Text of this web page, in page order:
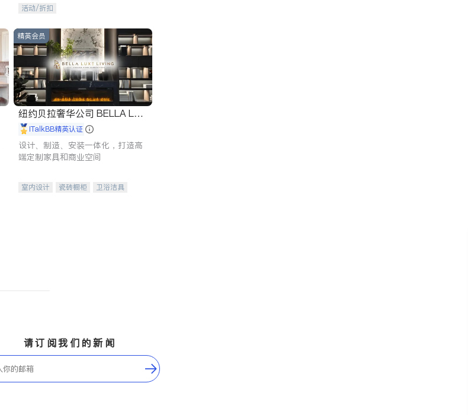
活动/折扣
精英会员
纽约贝拉奢华公司 BELLA LUX
E iTalkBB精英认证
设计、制造、安装一体化，打造高
端定制家具和商业空间
室内设计 瓷砖橱柜
卫浴洁具
请订阅我们的新闻